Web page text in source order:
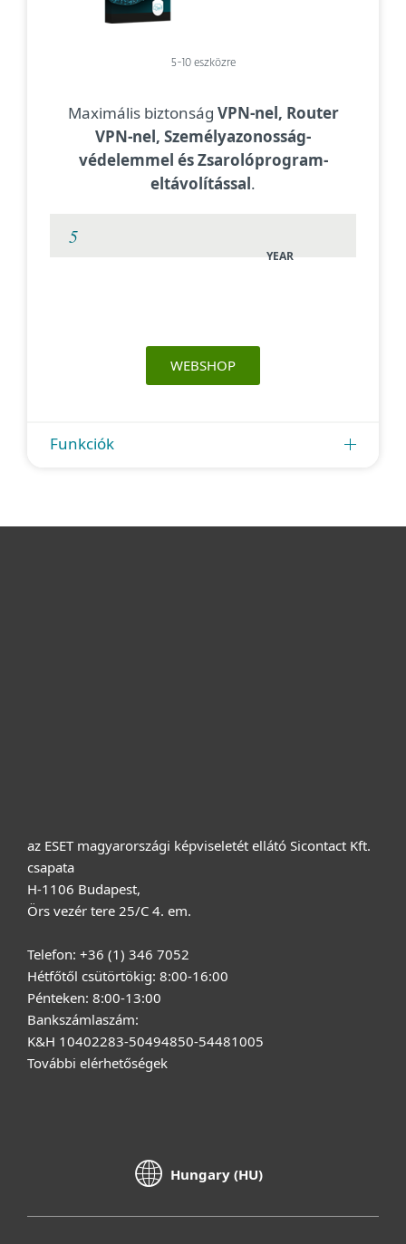
5-10 eszközre
Maximális biztonság VPN-nel, Router
VPN-nel, Személyazonosság-
védelemmel és Zsarolóprogram-
eltávolítással.
YEAR
WEBSHOP
Funkciók
az ESET magyarországi képviseletét ellátó Sicontact Kft.
csapata
H-1106 Budapest,
Örs vezér tere 25/C 4. em.
Telefon: +36 (1) 346 7052
Hétfőtől csütörtökig: 8:00-16:00
Pénteken: 8:00-13:00
Bankszámlaszám:
K&H 10402283-50494850-54481005
További elérhetőségek
Hungary (HU)